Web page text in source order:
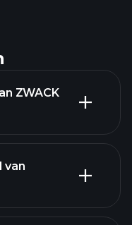
ZWACK
van